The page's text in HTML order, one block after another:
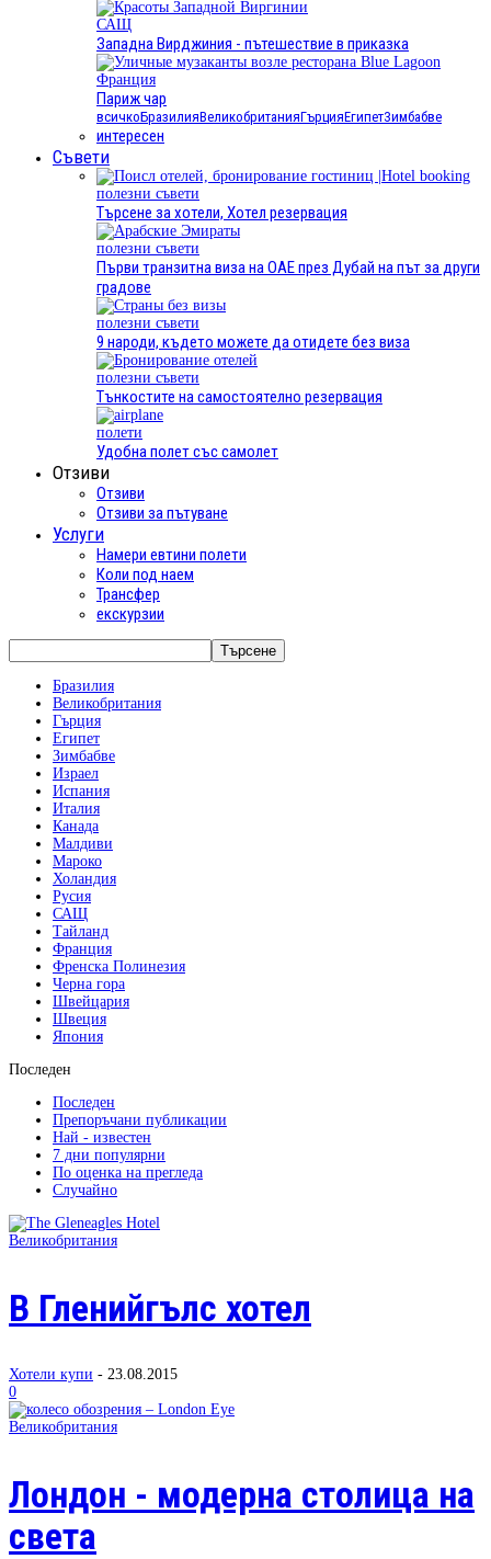
САЩ
Западна Вирджиния - пътешествие в приказка
Франция
Париж чар
всичкоБразилияВеликобританияГърцияЕгипетЗимбабве
интересен
Съвети
полезни съвети
Търсене за хотели, Хотел резервация
полезни съвети
Първи транзитна виза на ОАЕ през Дубай на път за други
градове
полезни съвети
9 народи, където можете да отидете без виза
полезни съвети
Тънкостите на самостоятелно резервация
полети
Удобна полет със самолет
Отзиви
Отзиви
Отзиви за пътуване
Услуги
Намери евтини полети
Коли под наем
Трансфер
екскурзии
Бразилия
Великобритания
Гърция
Египет
Зимбабве
Израел
Испания
Италия
Канада
Малдиви
Мароко
Холандия
Русия
САЩ
Тайланд
Франция
Френска Полинезия
Черна гора
Швейцария
Швеция
Япония
Последен
Последен
Препоръчани публикации
Най - известен
7 дни популярни
По оценка на прегледа
Случайно
Великобритания
В Гленийгълс хотел
Хотели купи - 23.08.2015
0
Великобритания
Лондон - модерна столица на
света